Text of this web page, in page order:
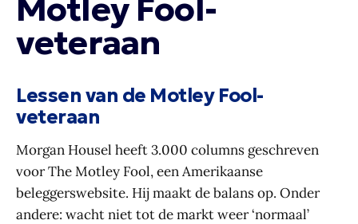
Motley Fool-
veteraan
Lessen van de Motley Fool-
veteraan
Morgan Housel heeft 3.000 columns geschreven
voor The Motley Fool, een Amerikaanse
beleggerswebsite. Hij maakt de balans op. Onder
andere: wacht niet tot de markt weer ‘normaal’